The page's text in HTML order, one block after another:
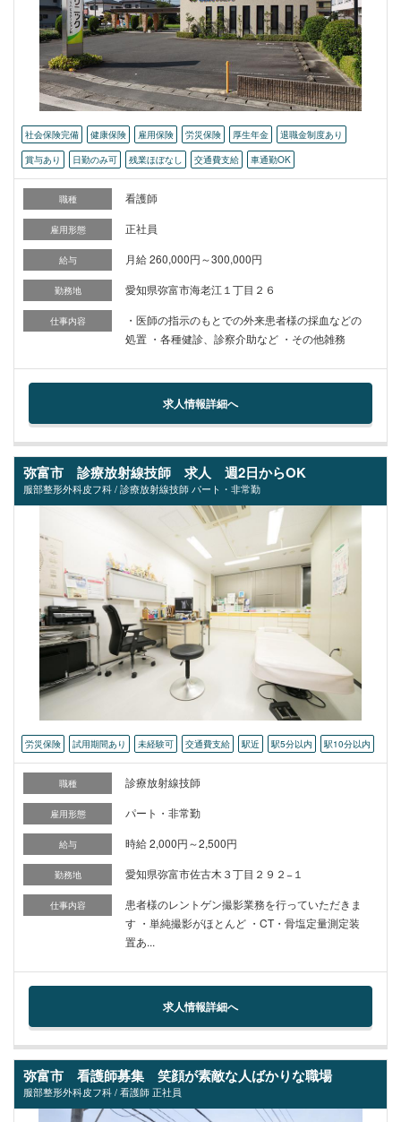
社会保険完備 健康保険 雇用保険 労災保険 厚生年金
退職金制度あり
賞与あり
日勤のみ可 残業ほぼなし 交通費支給 車通勤OK
職種 看護師
雇用形態 正社員
給与 月給 260,000円～300,000円
勤務地 愛知県弥富市海老江１丁目２６
仕事内容
・医師の指示のもとでの外来患者様の採血などの
処置 ・各種健診、診察介助など ・その他雑務
求人情報詳細へ
弥富市 診療放射線技師 求人 週2日からOK
服部整形外科皮フ科 / 診療放射線技師 パート・非常勤
労災保険 試用期間あり 未経験可 交通費支給 駅近 駅5分以内 駅10分以内
職種 診療放射線技師
雇用形態 パート・非常勤
給与 時給 2,000円～2,500円
勤務地 愛知県弥富市佐古木３丁目２９２−１
仕事内容
患者様のレントゲン撮影業務を行っていただきま
す ・単純撮影がほとんど ・CT・骨塩定量測定装
置あ...
求人情報詳細へ
弥富市 看護師募集 笑顔が素敵な人ばかりな職場
服部整形外科皮フ科 / 看護師 正社員